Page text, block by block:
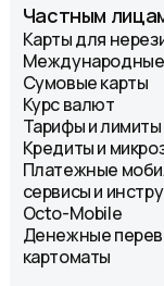
Частным
Карты для
Международные
Сумовые карты
Курс валют
Тарифы и лимиты
Кредиты и
Платежные
сервисы и
Octo-Mobile
Денежные
картоматы